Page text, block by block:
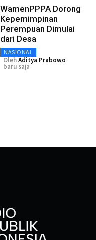
WamenPPPA Dorong
Kepemimpinan
Perempuan Dimulai
dari Desa
NASIONAL
OlehAditya Prabowo
baru saja